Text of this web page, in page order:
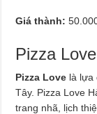
Giá thành:
Pizza Love
Pizza Love là lựa
Tây. Pizza Love
trang nhã, lịch